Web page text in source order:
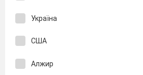
Україна
США
Алжир